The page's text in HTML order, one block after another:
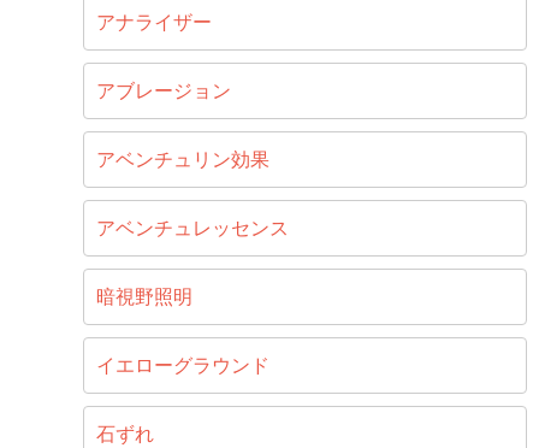
アナライザー
アブレージョン
アベンチュリン効果
アベンチュレッセンス
暗視野照明
イエローグラウンド
石ずれ